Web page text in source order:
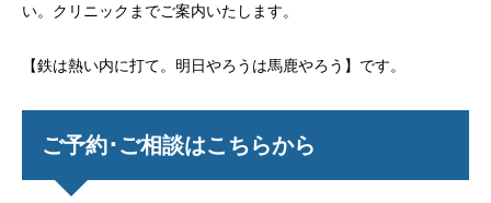
い。クリニックまでご案内いたします。
【鉄は熱い内に打て。明日やろうは馬鹿やろう】です。
ご予約･ご相談はこちらから